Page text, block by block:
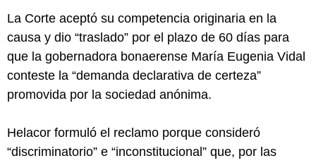
La Corte aceptó su competencia originaria en la
causa y dio “traslado” por el plazo de 60 días para
que la gobernadora bonaerense María Eugenia Vidal
conteste la “demanda declarativa de certeza”
promovida por la sociedad anónima.
Helacor formuló el reclamo porque consideró
“discriminatorio” e “inconstitucional” que, por las